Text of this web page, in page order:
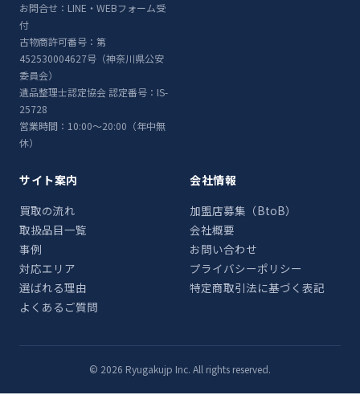
お問合せ：LINE・WEBフォーム受
付
古物商許可番号：第
452530004627号（神奈川県公安
委員会）
遺品整理士認定協会 認定番号：IS-
25728
営業時間：10:00〜20:00（年中無
休）
サイト案内
買取の流れ
取扱品目一覧
事例
対応エリア
選ばれる理由
よくあるご質問
会社情報
加盟店募集（BtoB）
会社概要
お問い合わせ
プライバシーポリシー
特定商取引法に基づく表記
© 2026 Ryugakujp Inc. All rights reserved.